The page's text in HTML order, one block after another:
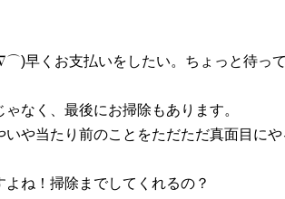
早くお支払いをしたい。ちょっと待って
なく、最後にお掃除もあります。
いや当たり前のことをただただ真面目に
よね！掃除までしてくれるの？